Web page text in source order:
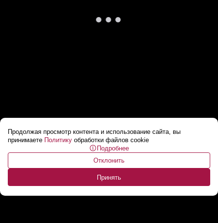
Продолжая просмотр контента и использование сайта, вы
принимаете Политику обработки файлов cookie
Подробнее
Отклонить
Принять
«Мне просто НРАВИТСЯ» // Школьник пошел
на курсы и начал СОЗДАВАТЬ ИГРЫ...